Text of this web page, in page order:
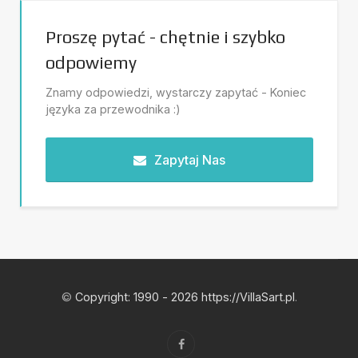
Proszę pytać - chętnie i szybko
odpowiemy
Znamy odpowiedzi, wystarczy zapytać - Koniec
języka za przewodnika :)
Zapytaj Nas
© Copyright: 1990 - 2026 https://VillaSart.pl.